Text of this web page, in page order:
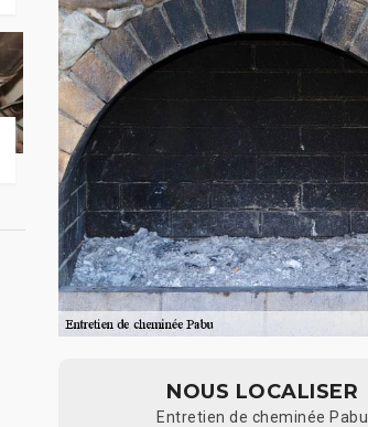
NOUS LOCALISER
Entretien de cheminée Pabu